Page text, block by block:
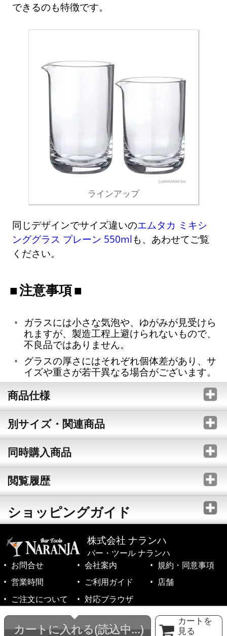
カートに入れる(読込中...)
カートを
見る
できるのも特徴です。
ラインアップ
同じデザインでサイズ違いのエムタカ ミキシ
ンググラス プレーン 550mlも、あわせてご覧
ください。
注意事項
ガラスには小さな気泡や、ゆがみが見受けら
れますが、製造工程上避けられないもので、
不良品ではありません。
グラスの厚さにはそれぞれ個体差があり、サ
イズや重さが若干異なる場合がございます。
商品仕様
別サイズ・関連商品
同時購入商品
閲覧履歴
ショッピングガイド
株式会社 ナランハ
バー・ツール ナランハ
お問合せ
会社案内
規約・同意事項
営業時間
ご利用ガイド
店舗
ご注文について
対応ブラウザ
©1999-2026 NARANJA Inc. All Rights Reserved.